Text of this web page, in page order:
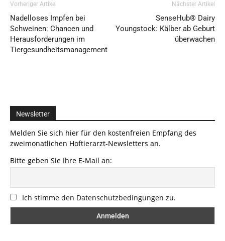
Vorheriger Artikel
Nadelloses Impfen bei
Schweinen: Chancen und
Herausforderungen im
Tiergesundheitsmanagement
Nächster Artikel
SenseHub® Dairy
Youngstock: Kälber ab Geburt
überwachen
Newsletter
Melden Sie sich hier für den kostenfreien Empfang des
zweimonatlichen Hoftierarzt-Newsletters an.
Bitte geben Sie Ihre E-Mail an:
Ich stimme den Datenschutzbedingungen zu.